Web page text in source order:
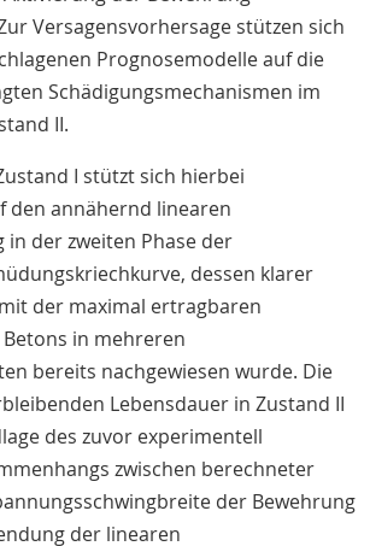
Versagensvorhersage stützen sich
Prognosemodelle auf die
Schädigungsmechanismen im
II.
I stützt sich hierbei
den annähernd linearen
in der zweiten Phase der
dessen klarer
der maximal ertragbaren
in mehreren
bereits nachgewiesen wurde. Die
Lebensdauer in Zustand II
des zuvor experimentell
zwischen berechneter
der Bewehrung
der linearen